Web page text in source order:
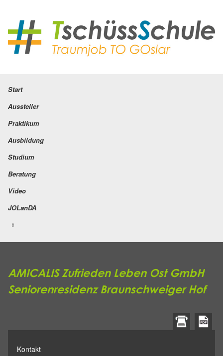
Start
Aussteller
Praktikum
Ausbildung
Studium
Beratung
Video
JOLanDA
AMICALIS Zufrieden Leben Ost GmbH
Seniorenresidenz Braunschweiger Hof
Kontakt